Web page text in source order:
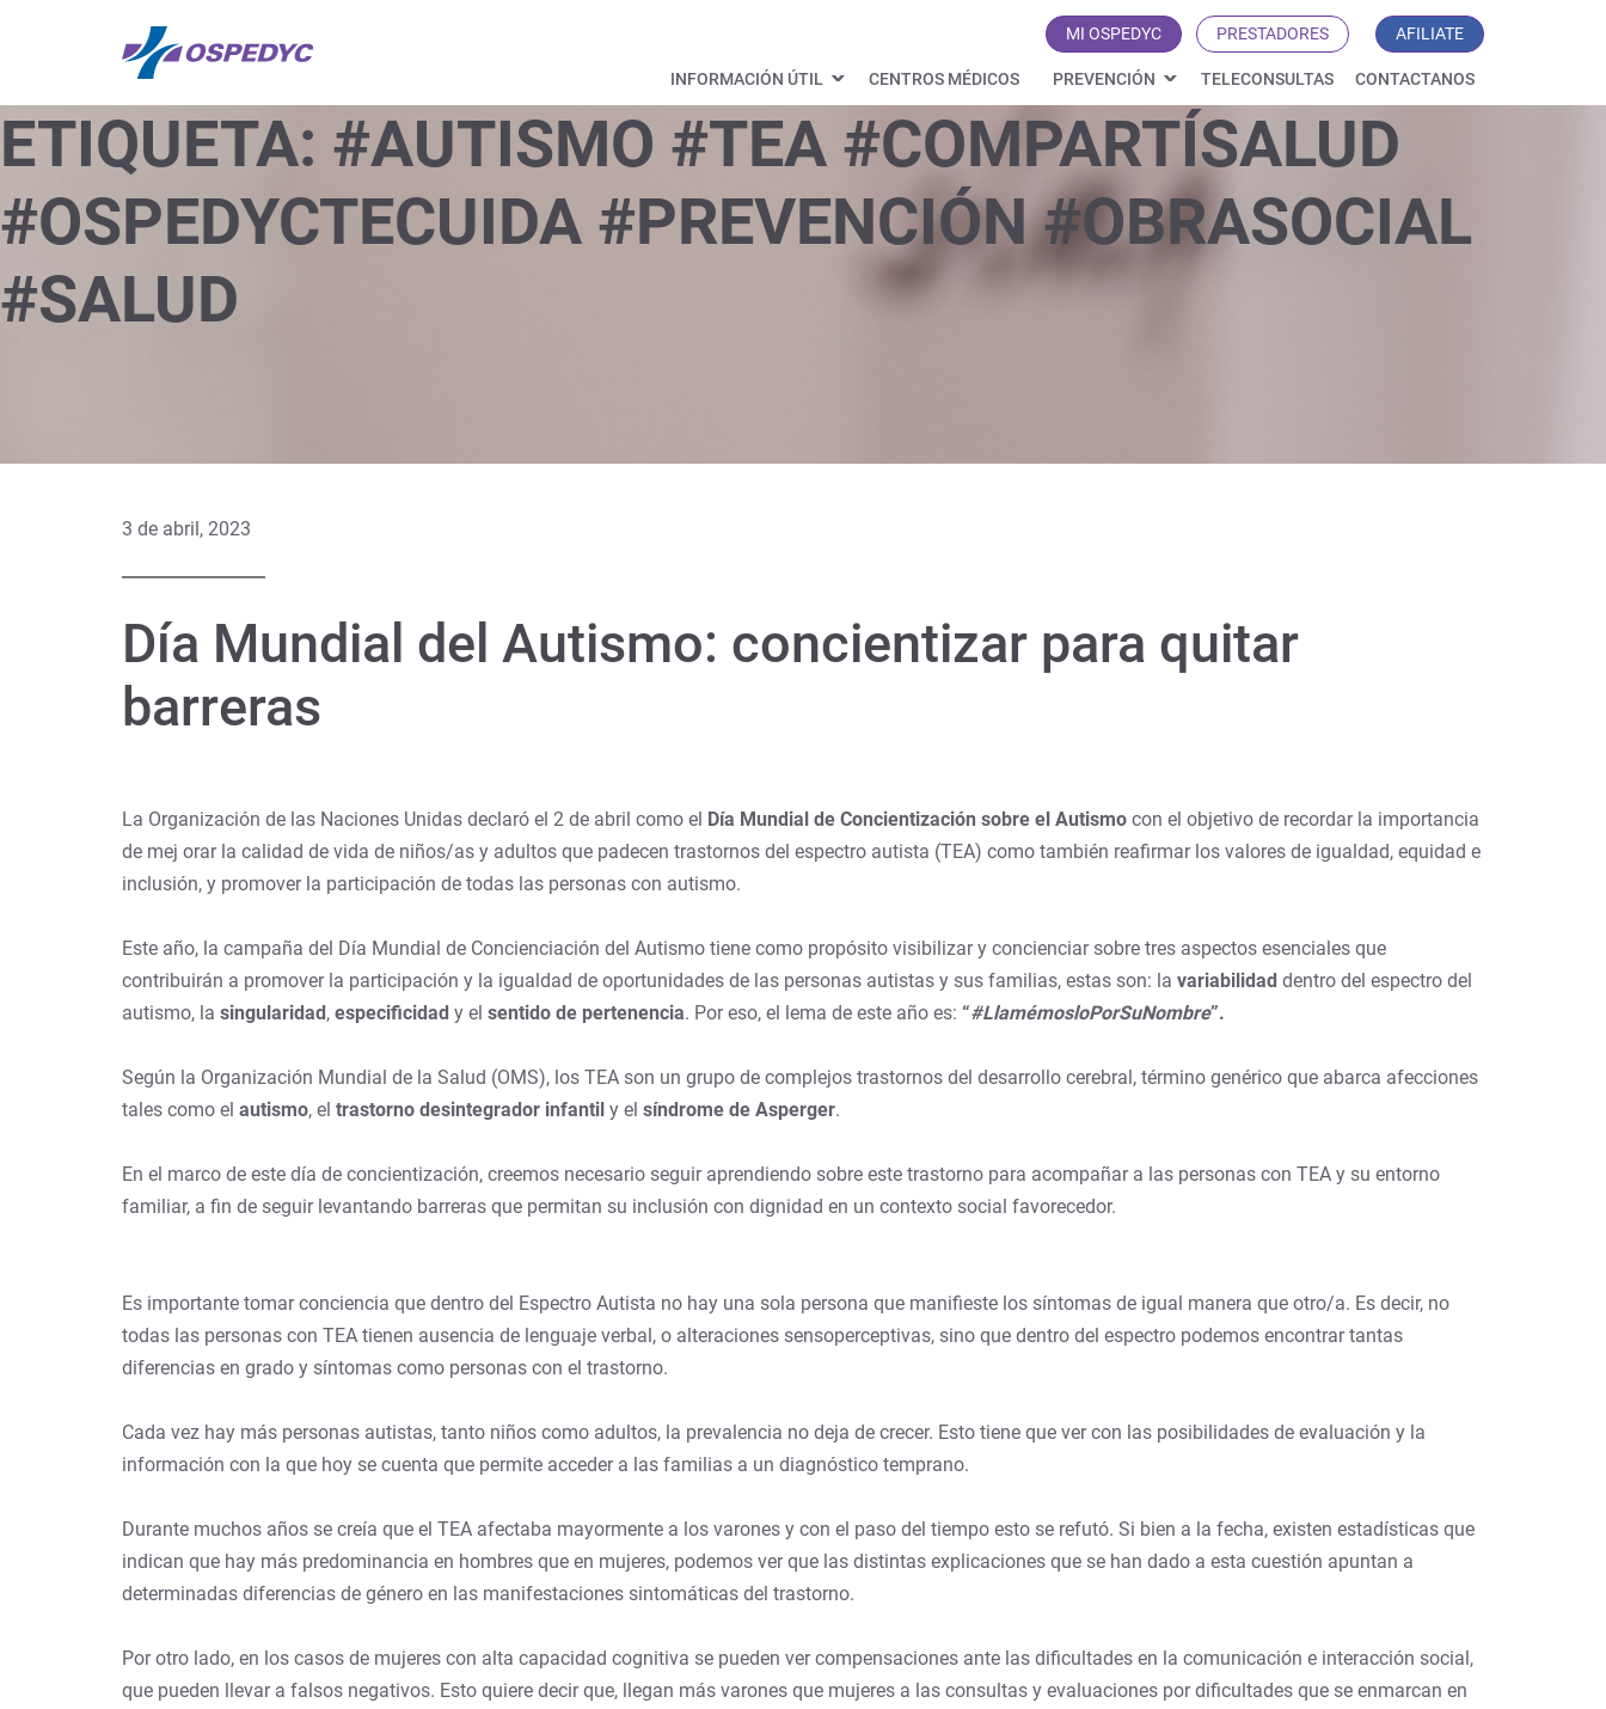
MI OSPEDYC PRESTADORES AFILIATE
INFORMACIÓN ÚTIL CENTROS MÉDICOS PREVENCIÓN TELECONSULTAS CONTACTANOS
ETIQUETA: #AUTISMO #TEA #COMPARTÍSALUD
#OSPEDYCTECUIDA #PREVENCIÓN #OBRASOCIAL
#SALUD
3 de abril, 2023
Día Mundial del Autismo: concientizar para quitar
barreras
La Organización de las Naciones Unidas declaró el 2 de abril como el Día Mundial de Concientización sobre el Autismo con el objetivo de recordar la importancia
de mej orar la calidad de vida de niños/as y adultos que padecen trastornos del espectro autista (TEA) como también reafirmar los valores de igualdad, equidad e
inclusión, y promover la participación de todas las personas con autismo.
Este año, la campaña del Día Mundial de Concienciación del Autismo tiene como propósito visibilizar y concienciar sobre tres aspectos esenciales que
contribuirán a promover la participación y la igualdad de oportunidades de las personas autistas y sus familias, estas son: la variabilidad dentro del espectro del
autismo, la singularidad, especificidad y el sentido de pertenencia. Por eso, el lema de este año es: “#LlamémosloPorSuNombre”.
Según la Organización Mundial de la Salud (OMS), los TEA son un grupo de complejos trastornos del desarrollo cerebral, término genérico que abarca afecciones
tales como el autismo, el trastorno desintegrador infantil y el síndrome de Asperger.
En el marco de este día de concientización, creemos necesario seguir aprendiendo sobre este trastorno para acompañar a las personas con TEA y su entorno
familiar, a fin de seguir levantando barreras que permitan su inclusión con dignidad en un contexto social favorecedor.
Es importante tomar conciencia que dentro del Espectro Autista no hay una sola persona que manifieste los síntomas de igual manera que otro/a. Es decir, no
todas las personas con TEA tienen ausencia de lenguaje verbal, o alteraciones sensoperceptivas, sino que dentro del espectro podemos encontrar tantas
diferencias en grado y síntomas como personas con el trastorno.
Cada vez hay más personas autistas, tanto niños como adultos, la prevalencia no deja de crecer. Esto tiene que ver con las posibilidades de evaluación y la
información con la que hoy se cuenta que permite acceder a las familias a un diagnóstico temprano.
Durante muchos años se creía que el TEA afectaba mayormente a los varones y con el paso del tiempo esto se refutó. Si bien a la fecha, existen estadísticas que
indican que hay más predominancia en hombres que en mujeres, podemos ver que las distintas explicaciones que se han dado a esta cuestión apuntan a
determinadas diferencias de género en las manifestaciones sintomáticas del trastorno.
Por otro lado, en los casos de mujeres con alta capacidad cognitiva se pueden ver compensaciones ante las dificultades en la comunicación e interacción social,
que pueden llevar a falsos negativos. Esto quiere decir que, llegan más varones que mujeres a las consultas y evaluaciones por dificultades que se enmarcan en